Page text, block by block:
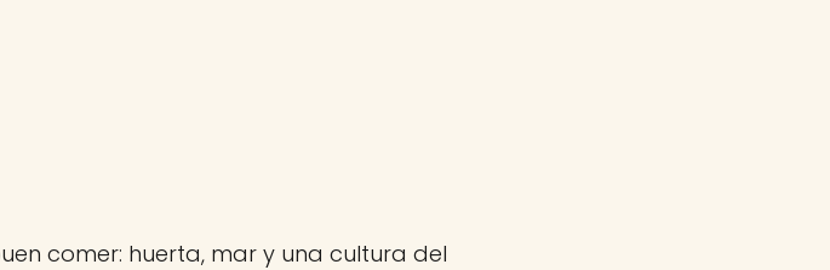
comer: huerta, mar y una cultura del